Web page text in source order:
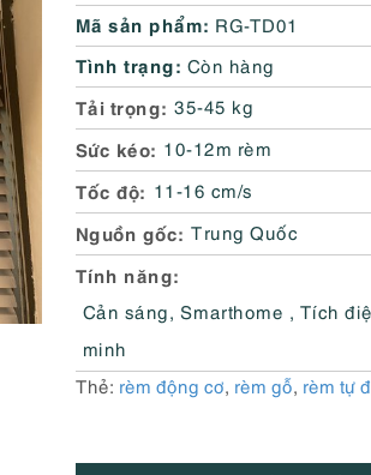
Mã sản phẩm: RG-TD01
Tình trạng: Còn hàng
Tải trọng 35-45 kg
Sức kéo 10-12m rèm
Tốc độ 11-16 cm/s
Nguồn gốc Trung Quốc
Tính năng
Cản sáng, Smarthome , Tích
minh
Thẻ: rèm động cơ, rèm gỗ, rèm tự